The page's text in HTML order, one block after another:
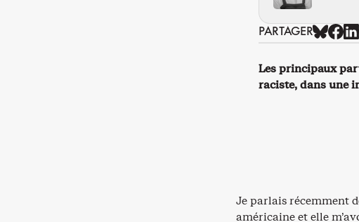
PARTAGER
Les principaux
raciste, dans une
Je parlais récemment
américaine et elle